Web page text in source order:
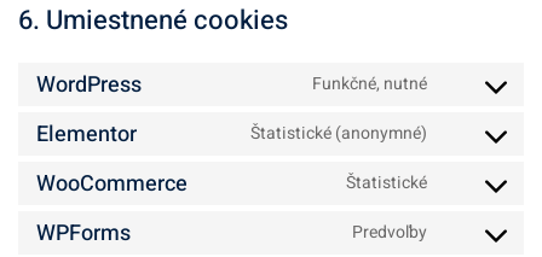
6. Umiestnené cookies
WordPress Funkčné, nutné
Consent
wordpress
Elementor Štatistické (anonymné)
Consent
elementor
WooCommerce Štatistické
Consent
WPForms Predvoľby
Consent